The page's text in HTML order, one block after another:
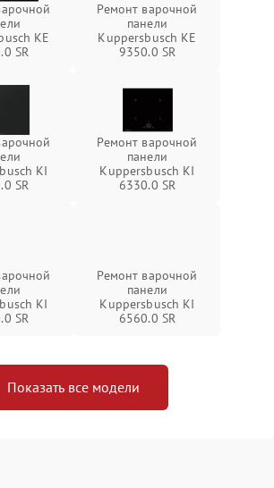
KE
SR
Ремонт варочной
панели
Kuppersbusch KE
9350.0 SR
KI
SR
Ремонт варочной
панели
Kuppersbusch KI
6330.0 SR
KI
SR
Ремонт варочной
панели
Kuppersbusch KI
6560.0 SR
Показать все модели